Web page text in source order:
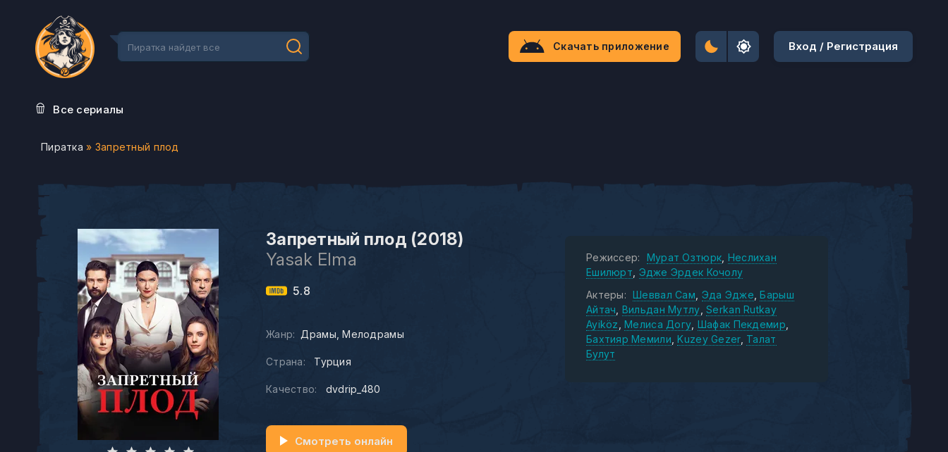
Скачать приложение Вход / Регистрация
Все сериалы
Пиратка » Запретный плод
Запретный плод (2018)
Yasak Elma
5.8
Жанр: Драмы Мелодрамы
Страна: Турция
Качество: dvdrip_480
Смотреть онлайн
Режиссер: Мурат Озтюрк Неслихан
Ешилюрт Эдже Эрдек Кочолу
Актеры:
Шеввал Сам Эда Эдже Барыш
Айтач Вильдан Мутлу Serkan Rutkay
Ayiköz
Мелиса Догу Шафак Пекдемир
Бахтияр Мемили Kuzey Gezer Талат
Булут